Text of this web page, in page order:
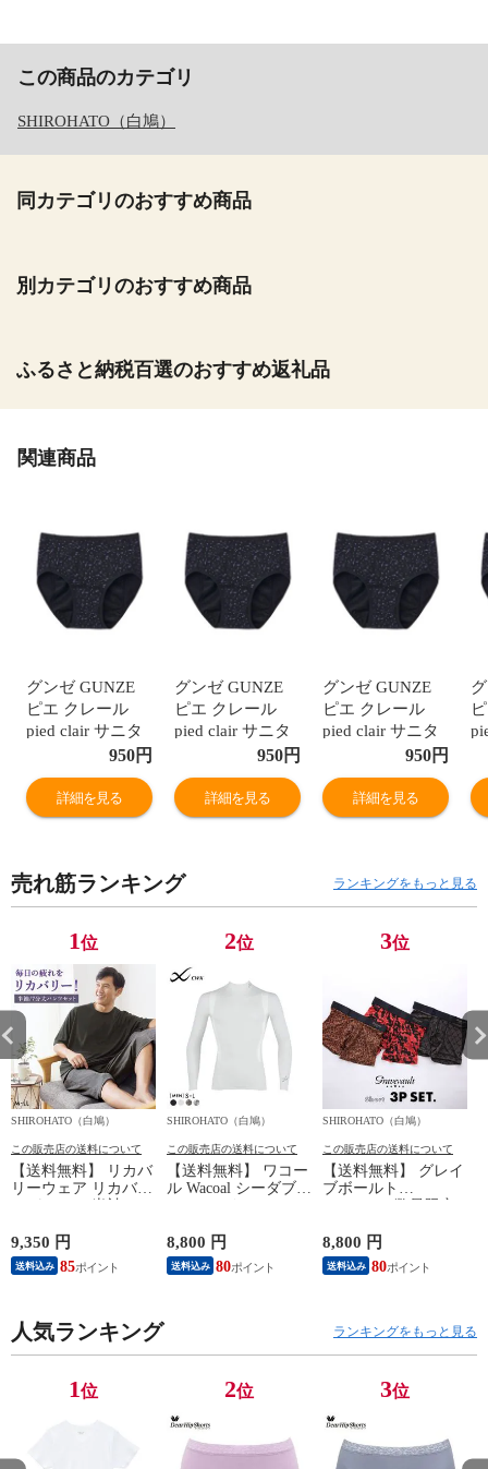
この商品のカテゴリ
SHIROHATO（白鳩）
同カテゴリのおすすめ商品
別カテゴリのおすすめ商品
ふるさと納税百選のおすすめ返礼品
関連商品
グンゼ GUNZE
ピエ クレール
pied clair サニタ
リーショーツ 夜
用 羽つきナプキ
ン対応 ジュニア
キッズ 生理用 単
950円
詳細を見る
グンゼ GUNZE
ピエ クレール
pied clair サニタ
リーショーツ 夜
用 羽つきナプキ
ン対応 ジュニア
キッズ 生理用 単
950円
詳細を見る
グンゼ GUNZE
ピエ クレール
pied clair サニタ
リーショーツ 夜
用 羽つきナプキ
ン対応 ジュニア
キッズ 生理用 単
950円
詳細を見る
売れ筋ランキング ランキングをもっと見る
1位
SHIROHATO（白鳩）
この販売店の送料について
【送料無料】 リカバ
リーウェア リカバリ
ームウェア パジャマ
リカバリーケア 7分
丈パンツ 疲労回復
9,350 円
送料込み 85
2位
SHIROHATO（白鳩）
この販売店の送料について
【送料無料】 ワコー
ル Wacoal シーダブリ
JYURYU 柔流 ジュウ
リュウ メンズ トッ
プ SML ハイネック
8,800 円
送料込み 80
3位
SHIROHATO（白鳩）
この販売店の送料について
【送料無料】 グレイ
ブボールト
サーパンツ おまかせ
3P 福袋 ショート ロ
ーライズ 3枚セット
8,800 円
送料込み 80
人気ランキング ランキングをもっと見る
1位 2位 3位